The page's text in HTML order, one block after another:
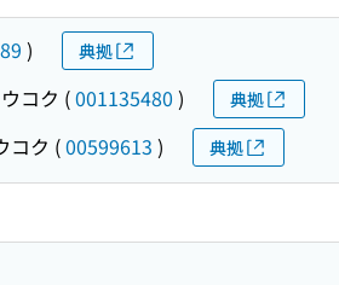
) 典拠
コク (001135480 ) 典拠
コク (00599613 ) 典拠